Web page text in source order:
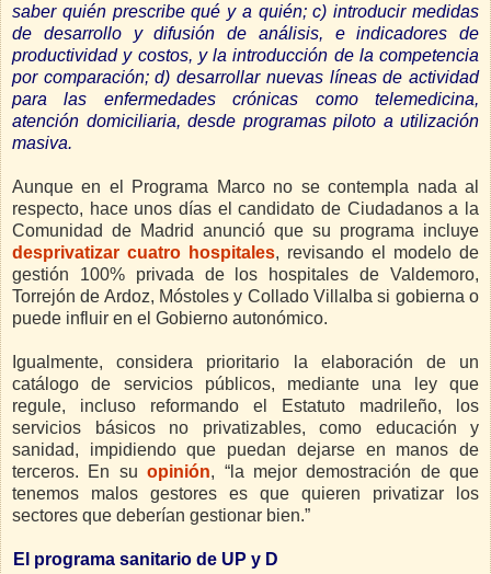
saber quién prescribe qué y a quién; c) introducir medidas
de desarrollo y difusión de análisis, e indicadores de
productividad y costos, y la introducción de la competencia
por comparación; d) desarrollar nuevas líneas de actividad
para las enfermedades crónicas como telemedicina,
atención domiciliaria, desde programas piloto a utilización
masiva.
Aunque en el Programa Marco no se contempla nada al
respecto, hace unos días el candidato de Ciudadanos a la
Comunidad de Madrid anunció que su programa incluye
desprivatizar cuatro hospitales, revisando el modelo de
gestión 100% privada de los hospitales de Valdemoro,
Torrejón de Ardoz, Móstoles y Collado Villalba si gobierna o
puede influir en el Gobierno autonómico.
Igualmente, considera prioritario la elaboración de un
catálogo de servicios públicos, mediante una ley que
regule, incluso reformando el Estatuto madrileño, los
servicios básicos no privatizables, como educación y
sanidad, impidiendo que puedan dejarse en manos de
terceros. En suopinión, “la mejor demostración de que
tenemos malos gestores es que quieren privatizar los
sectores que deberían gestionar bien.”
El programa sanitario de UP y D